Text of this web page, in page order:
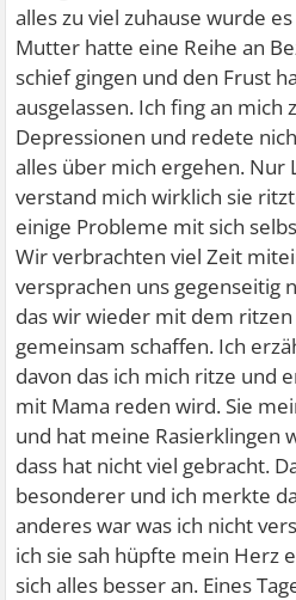
alles zu viel zuhause wurde
Mutter hatte eine Reihe an
schief gingen und den Frust
ausgelassen. Ich fing an mich
Depressionen und redete
alles über mich ergehen. Nur
verstand mich wirklich sie
einige Probleme mit sich
Wir verbrachten viel Zeit
versprachen uns gegenseitig
das wir wieder mit dem
gemeinsam schaffen. Ich
davon das ich mich ritze und
mit Mama reden wird. Sie
und hat meine Rasierklingen
dass hat nicht viel gebracht.
besonderer und ich merkte
anderes war was ich nicht
ich sie sah hüpfte mein Herz
sich alles besser an. Eines